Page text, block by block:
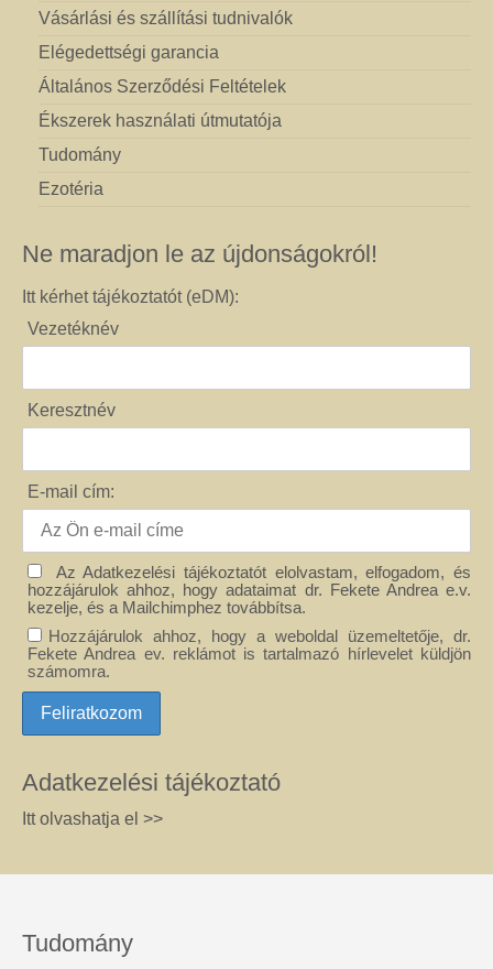
Vásárlási és szállítási tudnivalók
Elégedettségi garancia
Általános Szerződési Feltételek
Ékszerek használati útmutatója
Tudomány
Ezotéria
Ne maradjon le az újdonságokról!
Itt kérhet tájékoztatót (eDM):
Vezetéknév
Keresztnév
E-mail cím:
Az Adatkezelési tájékoztatót elolvastam, elfogadom, és
hozzájárulok ahhoz, hogy adataimat dr. Fekete Andrea e.v.
kezelje, és a Mailchimphez továbbítsa.
Hozzájárulok ahhoz, hogy a weboldal üzemeltetője, dr.
Fekete Andrea ev. reklámot is tartalmazó hírlevelet küldjön
számomra.
Adatkezelési tájékoztató
Itt olvashatja el >>
Tudomány